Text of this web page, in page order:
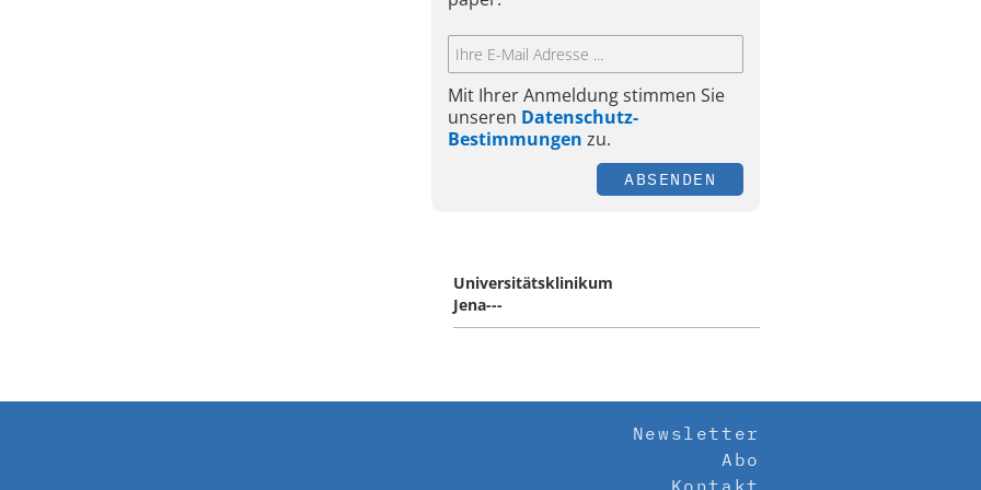
Mit Ihrer Anmeldung stimmen Sie
unseren Datenschutz-
Bestimmungen zu.
ABSENDEN
Universitätsklinikum
Jena---
Newsletter
Abo